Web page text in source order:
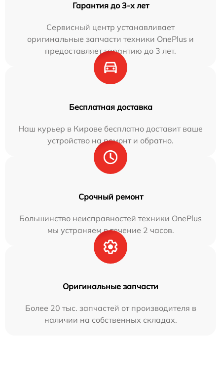
Гарантия до 3-х лет
Сервисный центр устанавливает
оригинальные запчасти техники OnePlus и
предоставляет гарантию до 3 лет.
Бесплатная доставка
Наш курьер в Кирове бесплатно доставит ваше
устройство на ремонт и обратно.
Срочный ремонт
Большинство неисправностей техники OnePlus
мы устраняем в течение 2 часов.
Оригинальные запчасти
Более 20 тыс. запчастей от производителя в
наличии на собственных складах.